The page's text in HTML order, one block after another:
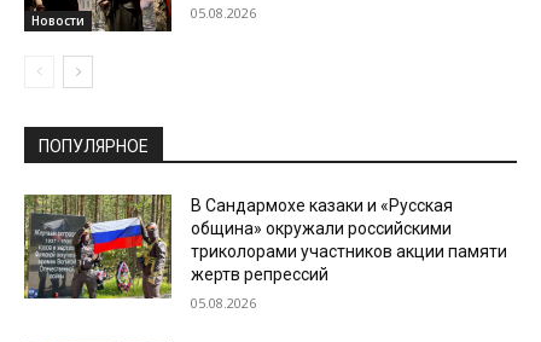
Новости 05.08.2026
ПОПУЛЯРНОЕ
В Сандармохе казаки и «Русская
община» окружали российскими
триколорами участников акции памяти
жертв репрессий
05.08.2026